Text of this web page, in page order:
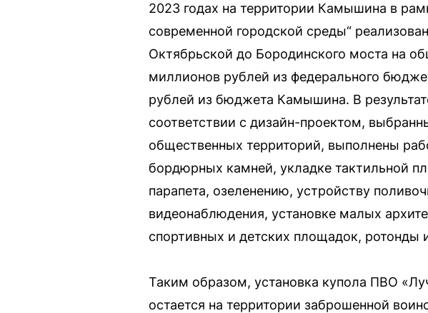
2023 годах на территории Камышина в
современной городской среды“
Октябрьской до Бородинского моста на
миллионов рублей из федерального
рублей из бюджета Камышина. В
соответствии с дизайн-проектом,
общественных территорий, выполнены
бордюрных камней, укладке тактильной
парапета, озеленению, устройству
видеонаблюдения, установке малых
спортивных и детских площадок, ротонды
Таким образом, установка купола ПВО
остается на территории заброшенной